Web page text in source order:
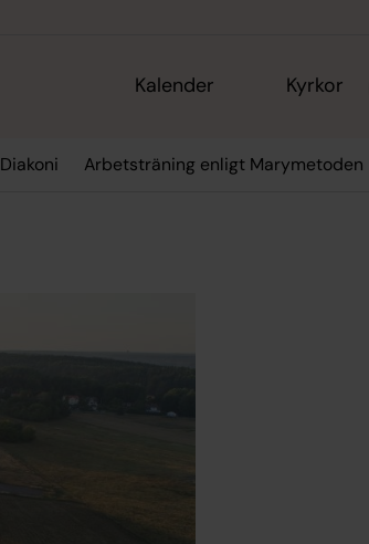
Kalender Kyrkor
Diakoni Arbetsträning enligt Marymetoden